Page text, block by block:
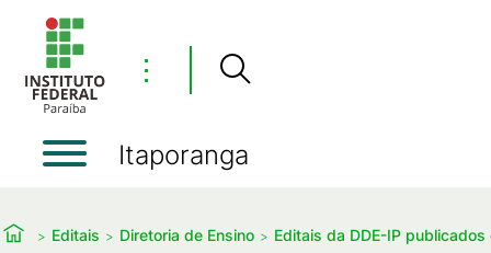
⋮
Itaporanga
Editais Diretoria de Ensino Editais da DDE-IP